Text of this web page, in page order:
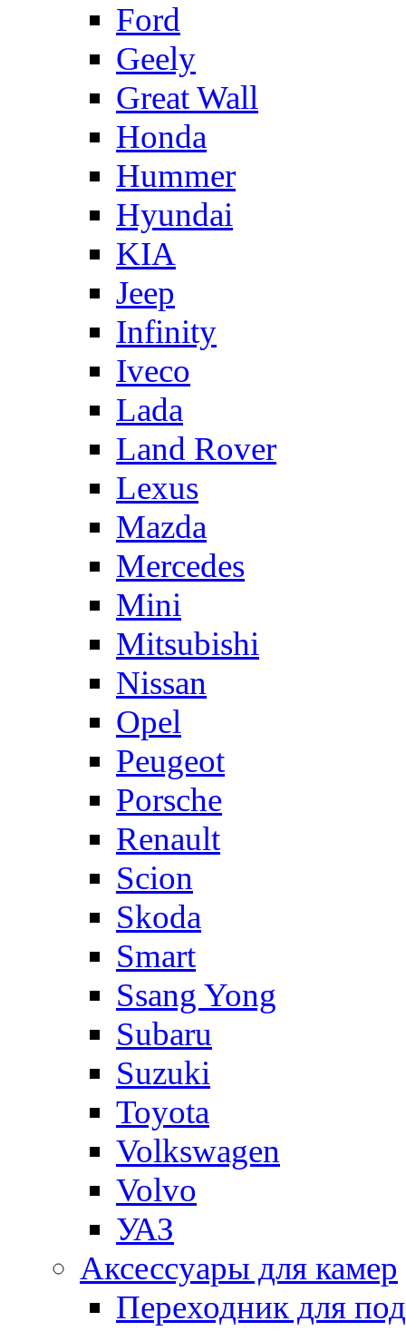
Ford
Geely
Great Wall
Honda
Hummer
Hyundai
KIA
Jeep
Infinity
Iveco
Lada
Land Rover
Lexus
Mazda
Mercedes
Mini
Mitsubishi
Nissan
Opel
Peugeot
Porsche
Renault
Scion
Skoda
Smart
Ssang Yong
Subaru
Suzuki
Toyota
Volkswagen
Volvo
УАЗ
Аксессуары для камер
Переходник для